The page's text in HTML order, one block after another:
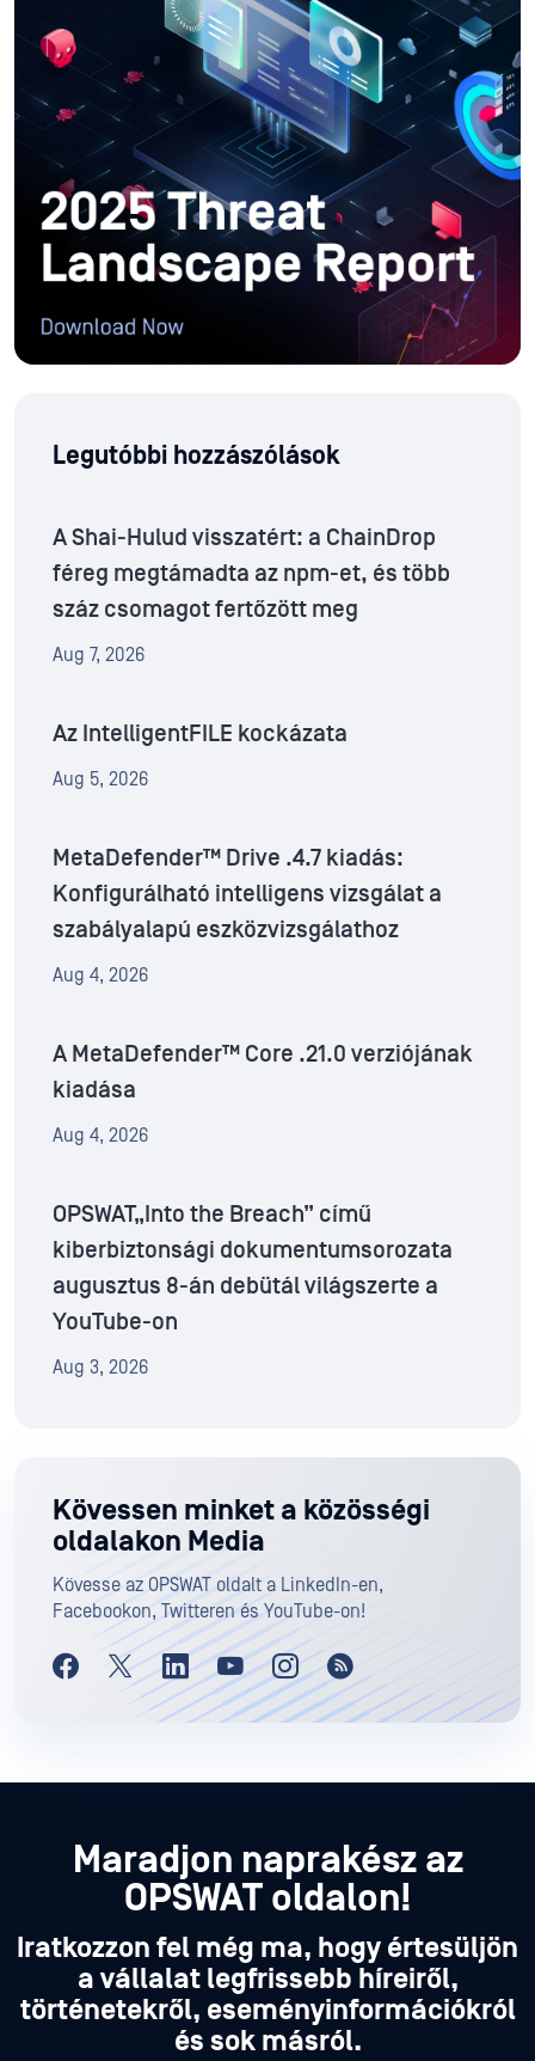
Legutóbbi hozzászólások
A Shai-Hulud visszatért: a ChainDrop
féreg megtámadta az npm-et, és több
száz csomagot fertőzött meg
Aug 7, 2026
Az IntelligentFILE kockázata
Aug 5, 2026
MetaDefender™ Drive .4.7 kiadás:
Konfigurálható intelligens vizsgálat a
szabályalapú eszközvizsgálathoz
Aug 4, 2026
A MetaDefender™ Core .21.0 verziójának
kiadása
Aug 4, 2026
OPSWAT„Into the Breach” című
kiberbiztonsági dokumentumsorozata
augusztus 8-án debütál világszerte a
YouTube-on
Aug 3, 2026
Kövessen minket a közösségi
oldalakon Media
Kövesse az OPSWAT oldalt a LinkedIn-en,
Facebookon, Twitteren és YouTube-on!
Maradjon naprakész az
OPSWAT oldalon!
Iratkozzon fel még ma, hogy értesüljön
a vállalat legfrissebb híreiről,
történetekről, eseményinformációkról
és sok másról.